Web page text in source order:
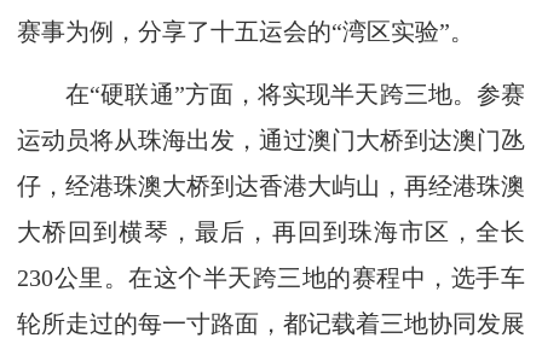
赛事为例，分享了十五运会的“湾区实验”。
在“硬联通”方面，将实现半天跨三地。参赛
运动员将从珠海出发，通过澳门大桥到达澳门氹
仔，经港珠澳大桥到达香港大屿山，再经港珠澳
大桥回到横琴，最后，再回到珠海市区，全长
230公里。在这个半天跨三地的赛程中，选手车
轮所走过的每一寸路面，都记载着三地协同发展